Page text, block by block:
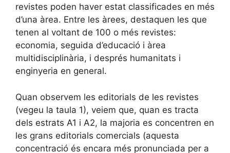
revistes poden haver estat classificades en més
d’una àrea. Entre les àrees, destaquen les que
tenen al voltant de 100 o més revistes:
economia, seguida d’educació i àrea
multidisciplinària, i després humanitats i
enginyeria en general.
Quan observem les editorials de les revistes
(vegeu la taula 1), veiem que, quan es tracta
dels estrats A1 i A2, la majoria es concentren en
les grans editorials comercials (aquesta
concentració és encara més pronunciada per a